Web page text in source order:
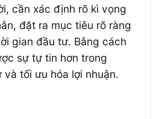
cần xác định rõ kì vọng
đặt ra mục tiêu rõ ràng
gian đầu tư. Bằng cách
sự tự tin hơn trong
tối ưu hóa lợi nhuận.